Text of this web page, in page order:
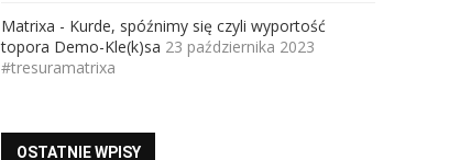
Matrixa - Kurde, spóźnimy się czyli wyportość
topora Demo-Kle(k)sa 23 października 2023
#tresuramatrixa
OSTATNIE WPISY